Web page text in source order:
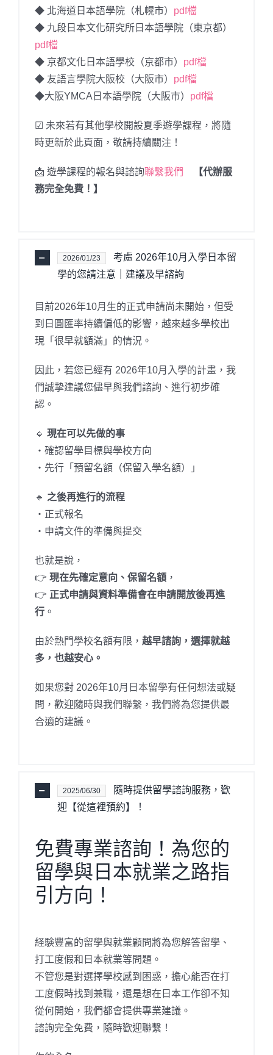
◆ 北海道日本語學院（札幌市） pdf檔
◆ 九段日本文化研究所日本語學院（東京都）
pdf檔
◆ 京都文化日本語學校（京都市） pdf檔
◆ 友語言學院大阪校（大阪市） pdf檔
◆大阪YMCA日本語學院（大阪市） pdf檔
☑ 未來若有其他學校開設夏季遊學課程，將隨
時更新於此頁面，敬請持續關注！
📩 遊學課程的報名與諮詢聯繫我們
【代辦服
務完全免費！】
2026/01/23
考慮 2026年10月入學日本留
學的您請注意｜建議及早諮詢
目前2026年10月生的正式申請尚未開始，但受
到日圓匯率持續偏低的影響，越來越多學校出
現「很早就額滿」的情況。
因此，若您已經有 2026年10月入學的計畫，我
們誠摯建議您儘早與我們諮詢、進行初步確
認。
🔹 現在可以先做的事
・確認留學目標與學校方向
・先行「預留名額（保留入學名額）」
🔹 之後再進行的流程
・正式報名
・申請文件的準備與提交
也就是說，
👉 現在先確定意向、保留名額，
👉 正式申請與資料準備會在申請開放後再進
行。
由於熱門學校名額有限， 越早諮詢，選擇就越
多，也越安心。
如果您對 2026年10月日本留學有任何想法或疑
問，歡迎隨時與我們聯繫，我們將為您提供最
合適的建議。
2025/06/30
隨時提供留學諮詢服務，歡
迎【從這裡預約】！
免費專業諮詢！為您的
留學與日本就業之路指
引方向！
経験豐富的留學與就業顧問將為您解答留學、
打工度假和日本就業等問題。
不管您是對選擇學校感到困惑，擔心能否在打
工度假時找到兼職，還是想在日本工作卻不知
從何開始，我們都會提供專業建議。
諮詢完全免費，隨時歡迎聯繫！